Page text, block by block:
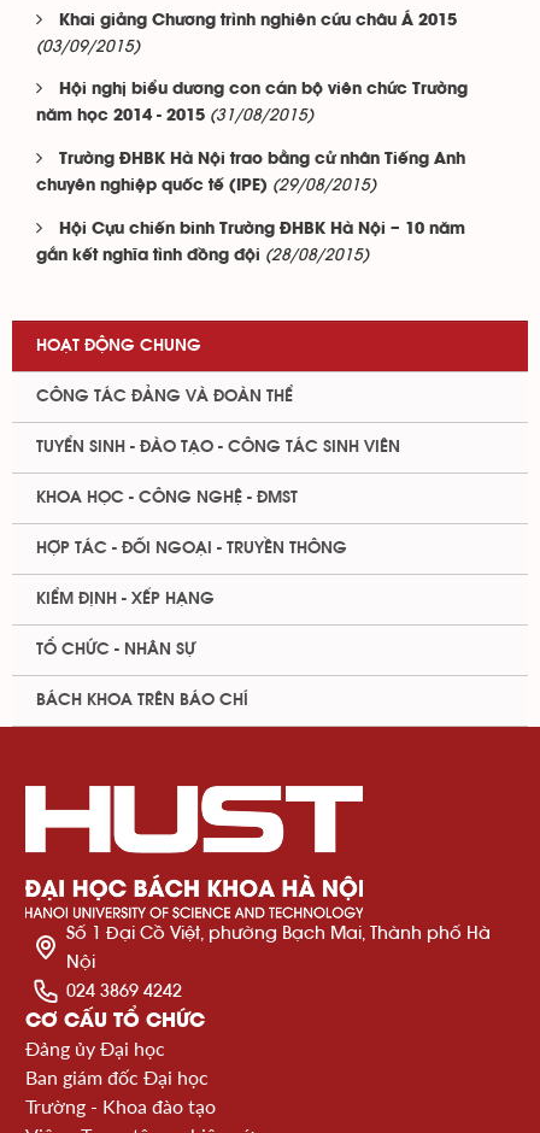
Khai giảng Chương trình nghiên cứu châu Á 2015
(03/09/2015)
Hội nghị biểu dương con cán bộ viên chức Trường
năm học 2014 - 2015 (31/08/2015)
Trường ĐHBK Hà Nội trao bằng cử nhân Tiếng Anh
chuyên nghiệp quốc tế (IPE) (29/08/2015)
Hội Cựu chiến binh Trường ĐHBK Hà Nội – 10 năm
gắn kết nghĩa tình đồng đội (28/08/2015)
HOẠT ĐỘNG CHUNG
CÔNG TÁC ĐẢNG VÀ ĐOÀN THỂ
TUYỂN SINH - ĐÀO TẠO - CÔNG TÁC SINH VIÊN
KHOA HỌC - CÔNG NGHỆ - ĐMST
HỢP TÁC - ĐỐI NGOẠI - TRUYỀN THÔNG
KIỂM ĐỊNH - XẾP HẠNG
TỔ CHỨC - NHÂN SỰ
BÁCH KHOA TRÊN BÁO CHÍ
Số 1 Đại Cồ Việt, phường Bạch Mai, Thành phố Hà
Nội
024 3869 4242
CƠ CẤU TỔ CHỨC
Đảng ủy Đại học
Ban giám đốc Đại học
Trường - Khoa đào tạo